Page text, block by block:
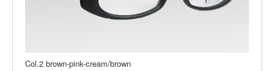
Col.2 brown-pink-cream/brown